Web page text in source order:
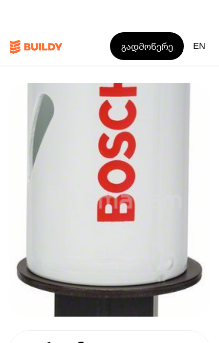
გადმოწერე EN